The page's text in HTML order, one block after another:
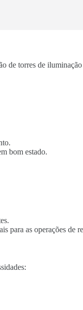
torres de
bom estado.
para as operações de